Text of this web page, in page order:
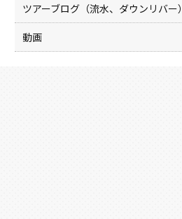
ツアーブログ（流水、ダウンリバー）
動画